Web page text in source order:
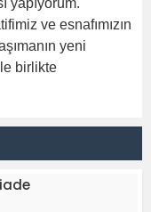
ve esnafımızın
yeni
birlikte